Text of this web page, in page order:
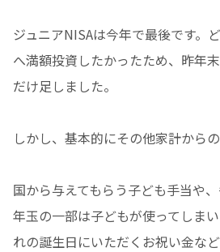
ジュニアNISAは今年で最後です。
へ満額投資したかったため、昨年
だけ足しました。
しかし、基本的にその他家計から
国から与えてもらう子ども手当や
年玉の一部は子どもが使ってしま
れの誕生日にいただくお祝い金な